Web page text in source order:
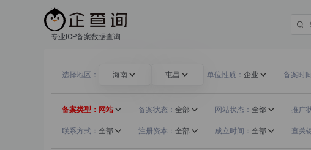
选择地区 海南 屯昌 单位性质 企业 备案时间
备案类型 网站 备案状态 全部 网站状态 全部 推广
联系方式 全部 注册资本 全部 成立时间 全部 查关